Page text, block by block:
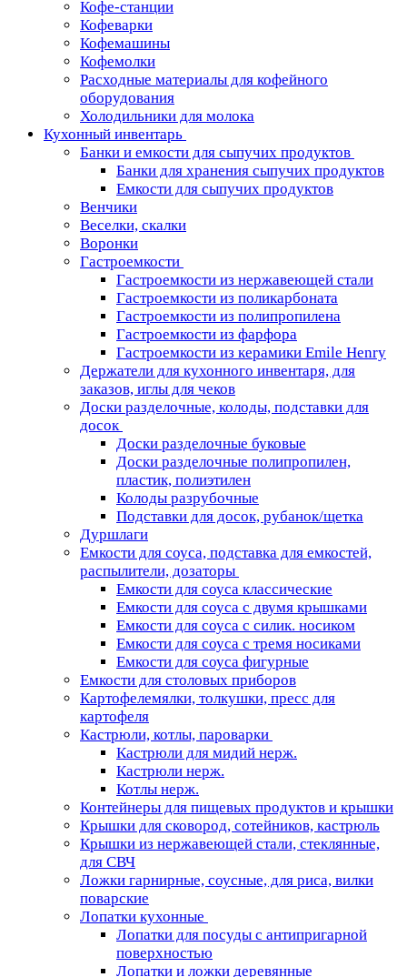
Кофе-станции
Кофеварки
Кофемашины
Кофемолки
Расходные материалы для кофейного
оборудования
Холодильники для молока
Кухонный инвентарь
Банки и емкости для сыпучих продуктов
Банки для хранения сыпучих продуктов
Емкости для сыпучих продуктов
Венчики
Веселки, скалки
Воронки
Гастроемкости
Гастроемкости из нержавеющей стали
Гастроемкости из поликарбоната
Гастроемкости из полипропилена
Гастроемкости из фарфора
Гастроемкости из керамики Emile Henry
Держатели для кухонного инвентаря, для
заказов, иглы для чеков
Доски разделочные, колоды, подставки для
досок
Доски разделочные буковые
Доски разделочные полипропилен,
пластик, полиэтилен
Колоды разрубочные
Подставки для досок, рубанок/щетка
Дуршлаги
Емкости для соуса, подставка для емкостей,
распылители, дозаторы
Емкости для соуса классические
Емкости для соуса с двумя крышками
Емкости для соуса с силик. носиком
Емкости для соуса с тремя носиками
Емкости для соуса фигурные
Емкости для столовых приборов
Картофелемялки, толкушки, пресс для
картофеля
Кастрюли, котлы, пароварки
Кастрюли для мидий нерж.
Кастрюли нерж.
Котлы нерж.
Контейнеры для пищевых продуктов и крышки
Крышки для сковород, сотейников, кастрюль
Крышки из нержавеющей стали, стеклянные,
для СВЧ
Ложки гарнирные, соусные, для риса, вилки
поварские
Лопатки кухонные
Лопатки для посуды с антипригарной
поверхностью
Лопатки и ложки деревянные